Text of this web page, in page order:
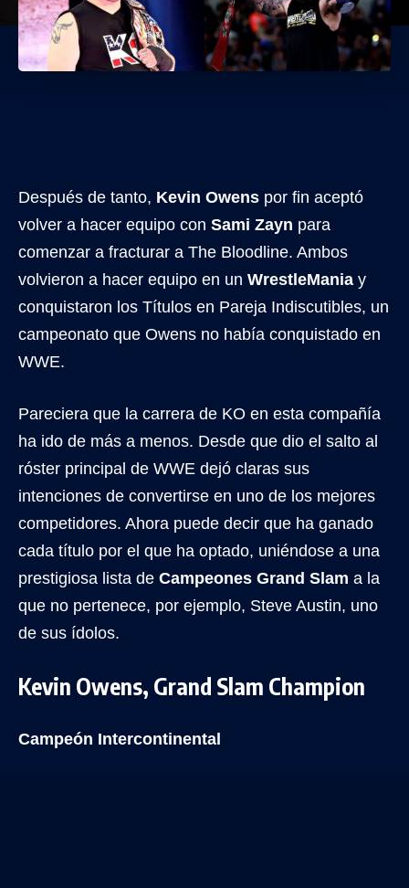
Después de tanto, Kevin Owens por fin aceptó
volver a hacer equipo con Sami Zayn para
comenzar a fracturar a The Bloodline. Ambos
volvieron a hacer equipo en un WrestleMania y
conquistaron los Títulos en Pareja Indiscutibles, un
campeonato que Owens no había conquistado en
WWE.
Pareciera que la carrera de KO en esta compañía
ha ido de más a menos. Desde que dio el salto al
róster principal de WWE dejó claras sus
intenciones de convertirse en uno de los mejores
competidores. Ahora puede decir que ha ganado
cada título por el que ha optado, uniéndose a una
prestigiosa lista de Campeones Grand Slam a la
que no pertenece, por ejemplo, Steve Austin, uno
de sus ídolos.
Kevin Owens, Grand Slam Champion
Campeón Intercontinental